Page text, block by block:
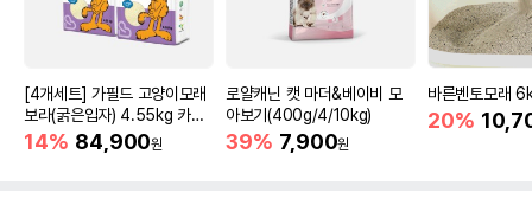
[4개세트] 가필드 고양이모래
보라(굵은입자) 4.55kg 카사
바모래
14% 84,900원
로얄캐닌 캣 마더&베이비 모
아보기(400g/4/10kg)
39% 7,900원
바른벤토모래
20%